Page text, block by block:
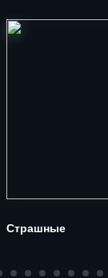
Страшные